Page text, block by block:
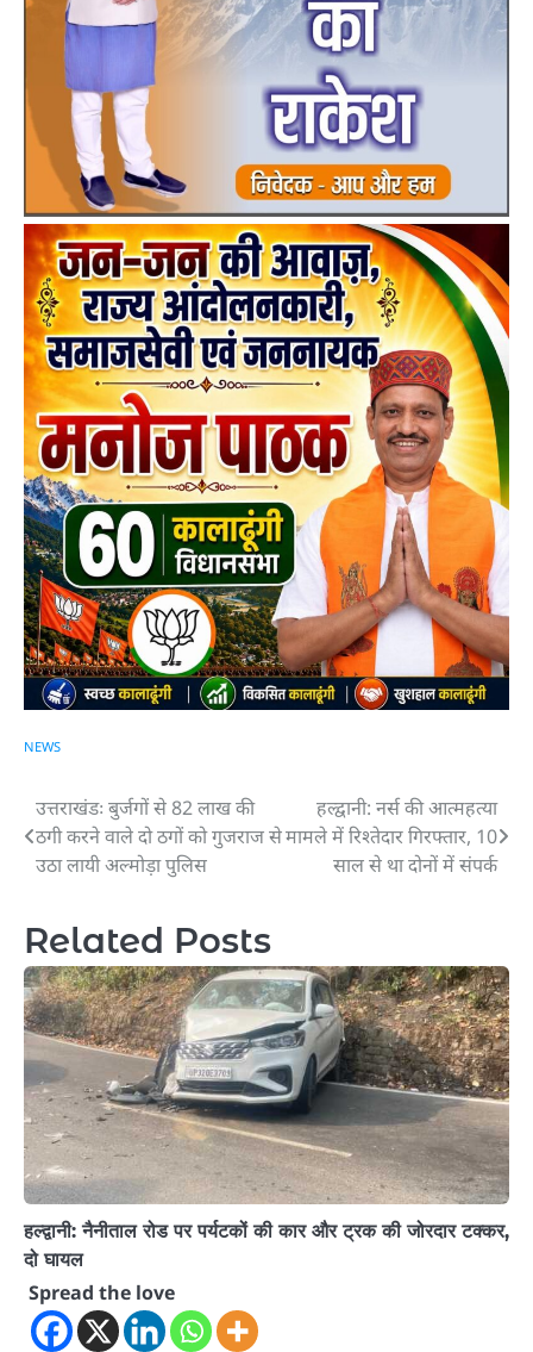
NEWS
Post
navigation
उत्तराखंडः बुर्जगों से 82 लाख की
ठगी करने वाले दो ठगों को गुजराज से
उठा लायी अल्मोड़ा पुलिस
हल्द्वानी: नर्स की आत्महत्या
मामले में रिश्तेदार गिरफ्तार, 10
साल से था दोनों में संपर्क
Related Posts
हल्द्वानी: नैनीताल रोड पर पर्यटकों की कार और ट्रक की जोरदार टक्कर,
दो घायल
Spread the love